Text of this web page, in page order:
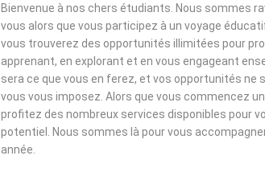
Bienvenue à nos chers étudiants. Nous sommes
vous alors que vous participez à un voyage
vous trouverez des opportunités illimitées pour
apprenant, en explorant et en vous engageant
sera ce que vous en ferez, et vos opportunités ne
vous vous imposez. Alors que vous commencez
profitez des nombreux services disponibles pour
potentiel. Nous sommes là pour vous
année.